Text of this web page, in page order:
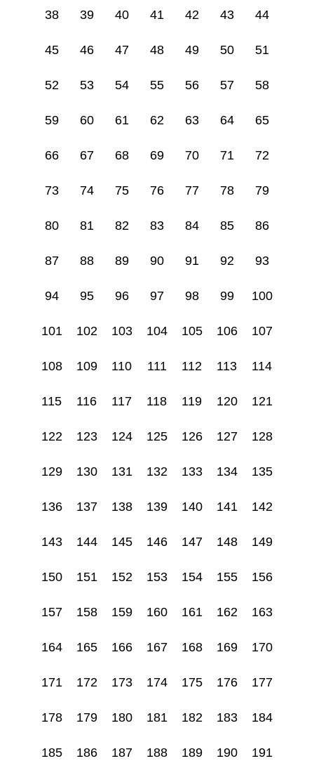
38 39 40 41 42 43 44
45 46 47 48 49 50 51
52 53 54 55 56 57 58
59 60 61 62 63 64 65
66 67 68 69 70 71 72
73 74 75 76 77 78 79
80 81 82 83 84 85 86
87 88 89 90 91 92 93
94 95 96 97 98 99 100
101 102 103 104 105 106 107
108 109 110 111 112 113 114
115 116 117 118 119 120 121
122 123 124 125 126 127 128
129 130 131 132 133 134 135
136 137 138 139 140 141 142
143 144 145 146 147 148 149
150 151 152 153 154 155 156
157 158 159 160 161 162 163
164 165 166 167 168 169 170
171 172 173 174 175 176 177
178 179 180 181 182 183 184
185 186 187 188 189 190 191